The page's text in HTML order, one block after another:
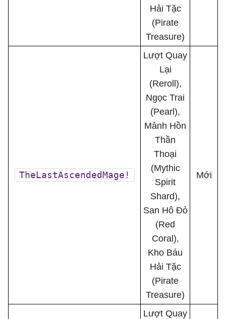
Hải Tặc
(Pirate
Treasure)
TheLastAscendedMage!
Lượt Quay
Lại
(Reroll),
Ngọc Trai
(Pearl),
Mảnh Hồn
Thần
Thoại
(Mythic
Spirit
Shard),
San Hô Đỏ
(Red
Coral),
Kho Báu
Hải Tặc
(Pirate
Treasure)
Mới
Lượt Quay